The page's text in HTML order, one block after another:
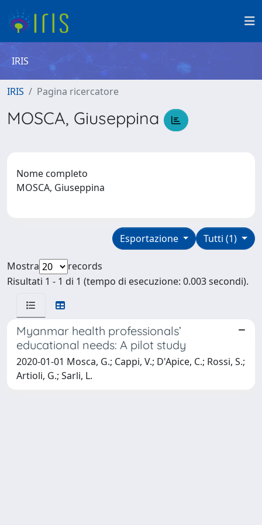
IRIS
IRIS Pagina ricercatore
MOSCA, Giuseppina
Nome completo
MOSCA, Giuseppina
Tutti (1)
Esportazione
Mostra
records
Risultati 1 - 1 di 1 (tempo di esecuzione: 0.003 secondi).
Myanmar health professionals’
educational needs: A pilot study
2020-01-01 Mosca, G.; Cappi, V.; D'Apice, C.; Rossi, S.;
Artioli, G.; Sarli, L.